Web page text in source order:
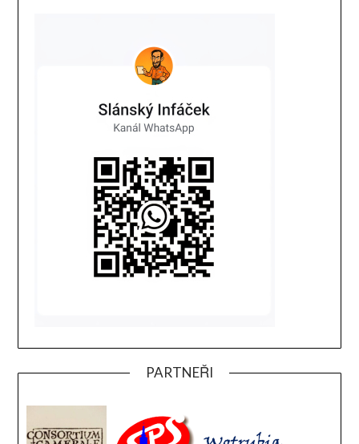
PARTNEŘI